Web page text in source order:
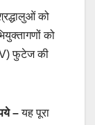
को
को
फुटेज की
–यह पूरा